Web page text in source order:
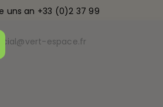
uns an +33 (0)2 37 99
espace.fr